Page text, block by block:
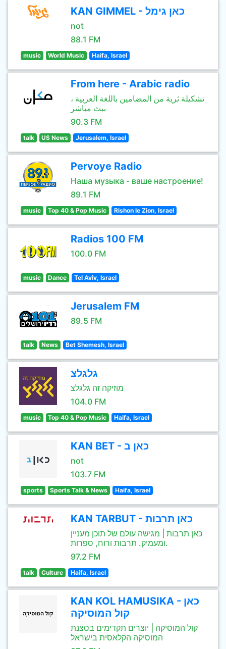
KAN GIMMEL - כאן גימל
not
88.1 FM
music World Music Haifa, Israel
From here - Arabic radio
تشكيلة ثرية من المضامين باللغة العربية ،
ببث مباشر
90.3 FM
talk US News Jerusalem, Israel
Pervoye Radio
Наша музыка - ваше настроение!
89.1 FM
music Top 40 & Pop Music Rishon le Zion, Israel
Radios 100 FM
100.0 FM
music Dance Tel Aviv, Israel
Jerusalem FM
89.5 FM
talk News Bet Shemesh, Israel
גלגלצ
מוזיקה זה גלגלצ
104.0 FM
music Top 40 & Pop Music Haifa, Israel
KAN BET - כאן ב
not
103.7 FM
sports Sports Talk & News Haifa, Israel
KAN TARBUT - כאן תרבות
כאן תרבות | מגישה עולם של תוכן מעניין
ומעמיק. תרבות ורוח, ספרות.
97.2 FM
talk Culture Haifa, Israel
KAN KOL HAMUSIKA - כאן
קול המוסיקה
קול המוסיקה | יוצרים תקדימים בסצנת
המוסיקה הקלאסית בישראל